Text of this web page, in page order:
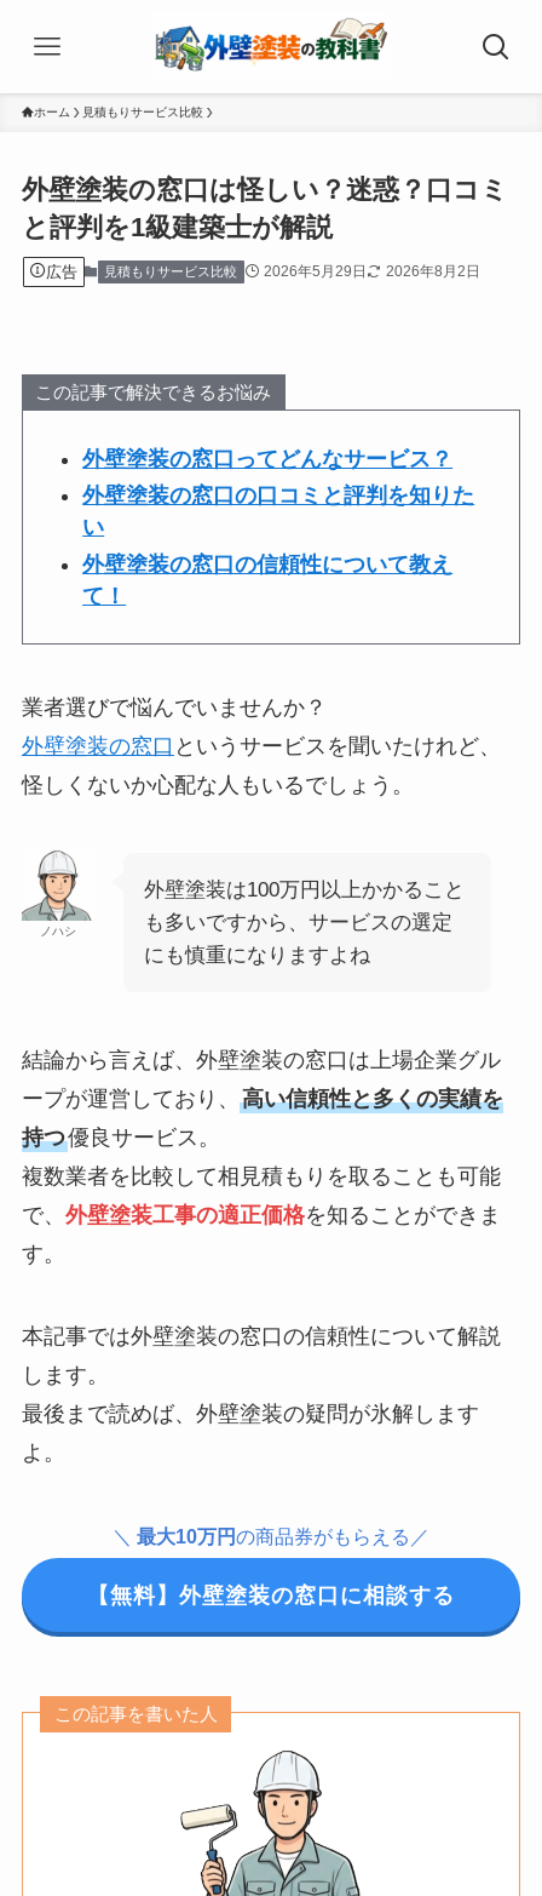
ホーム 見積もりサービス比較
外壁塗装の窓口は怪しい？迷惑？口コミ
と評判を1級建築士が解説
広告 見積もりサービス比較 2026年5月29日 2026年8月2日
この記事で解決できるお悩み
外壁塗装の窓口ってどんなサービス？
外壁塗装の窓口の口コミと評判を知りた
い
外壁塗装の窓口の信頼性について教え
て！
業者選びで悩んでいませんか？
外壁塗装の窓口 というサービスを聞いたけれど、
怪しくないか心配な人もいるでしょう。
ノハシ
外壁塗装は100万円以上かかること
も多いですから、サービスの選定
にも慎重になりますよね
結論から言えば、外壁塗装の窓口は上場企業グル
ープが運営しており、 高い信頼性と多くの実績を
持つ優良サービス。
複数業者を比較して相見積もりを取ることも可能
で、 外壁塗装工事の適正価格を知ることができま
す。
本記事では外壁塗装の窓口の信頼性について解説
します。
最後まで読めば、外壁塗装の疑問が氷解します
よ。
＼ 最大10万円の商品券がもらえる／
【無料】外壁塗装の窓口に相談する
この記事を書いた人